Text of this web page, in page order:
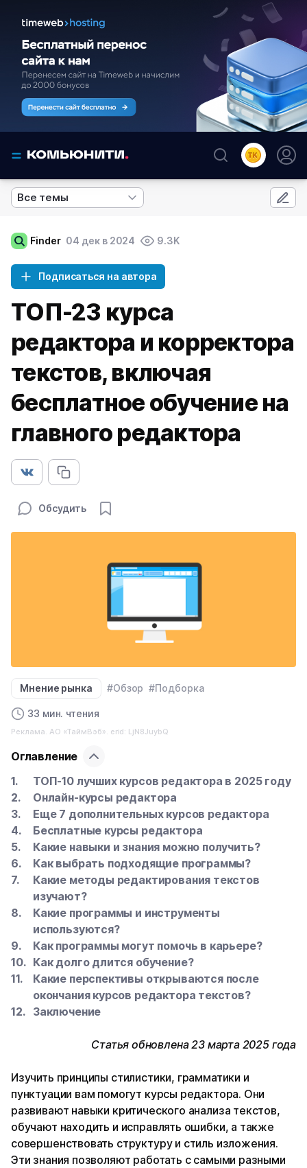
Все темы
Finder 04 дек в 2024 9.3K
Подписаться на автора
ТОП-23 курса
редактора и корректора
текстов, включая
бесплатное обучение на
главного редактора
Обсудить
Мнение рынка #Обзор #Подборка
33 мин. чтения
Реклама. АО «ТаймВэб». erid: LjN8JuybQ
Оглавление
ТОП-10 лучших курсов редактора в 2025 году
Онлайн-курсы редактора
Еще 7 дополнительных курсов редактора
Бесплатные курсы редактора
Какие навыки и знания можно получить?
Как выбрать подходящие программы?
Какие методы редактирования текстов
изучают?
Какие программы и инструменты
используются?
Как программы могут помочь в карьере?
Как долго длится обучение?
Какие перспективы открываются после
окончания курсов редактора текстов?
Заключение
Статья обновлена 23 марта 2025 года
Изучить принципы стилистики, грамматики и
пунктуации вам помогут курсы редактора. Они
развивают навыки критического анализа текстов,
обучают находить и исправлять ошибки, а также
совершенствовать структуру и стиль изложения.
Эти знания позволяют работать с самыми разными